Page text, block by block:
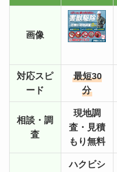
画像
対応スピ
ード
最短30
分
相談・調
査
現地調
査・見積
もり無料
ハクビシ